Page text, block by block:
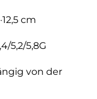
cm
5,2/5,8G
von der